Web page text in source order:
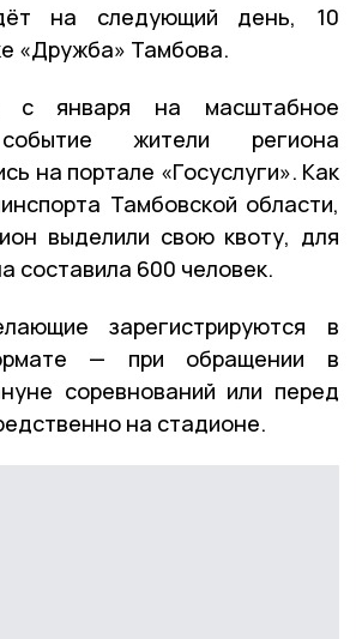
на следующий день, 10
«Дружба» Тамбова.
с января на масштабное
жители региона
на портале «Госуслуги». Как
Тамбовской области,
выделили свою квоту, для
составила 600 человек.
зарегистрируются в
— при обращении в
соревнований или перед
на стадионе.